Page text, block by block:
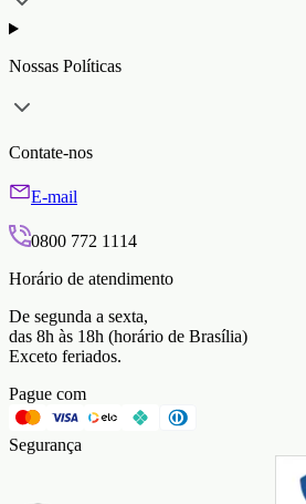
Nossas Políticas
Contate-nos
E-mail
0800 772 1114
Horário de atendimento
De segunda a sexta,
das 8h às 18h (horário de Brasília)
Exceto feriados.
Pague com
Segurança